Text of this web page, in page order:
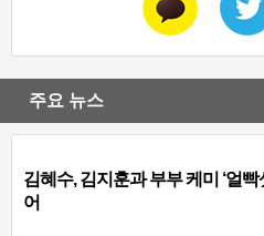
주요 뉴스
김혜수, 김지훈과 부부 케미 ‘얼빡
어